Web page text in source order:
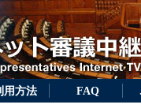
用方法 FAQ